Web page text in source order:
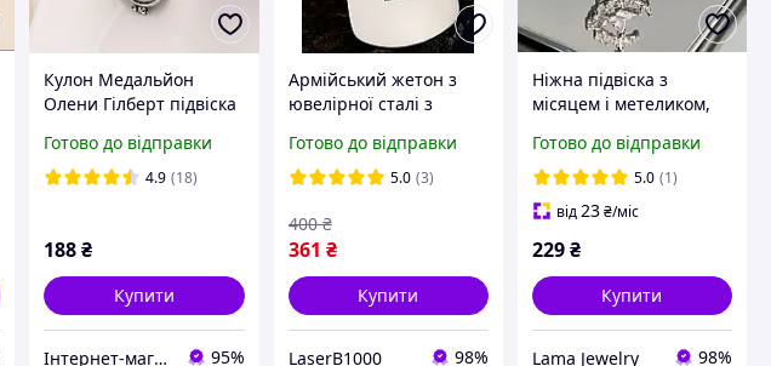
Кулон Медальйон
Олени Гілберт підвіска
Vampire Diaries
Готово до відправки
4.9 (18)
188₴
Купити
Інтернет-магазин "Vegvisir" 95%
Армійський жетон з
ювелірної сталі з
товщина 1.6 мм, з
кульковим ланцюжком
Готово до відправки
5.0 (3)
361 ₴
400 ₴
Купити
LaserB1000 98%
Ніжна підвіска з
місяцем і метеликом,
підвіска метелик,
кулон, ланцюжок,
кольє, підвіска з
камінцями
Готово до відправки
5.0 (1)
від23₴/міс
229₴
Купити
Lama Jewelry 98%